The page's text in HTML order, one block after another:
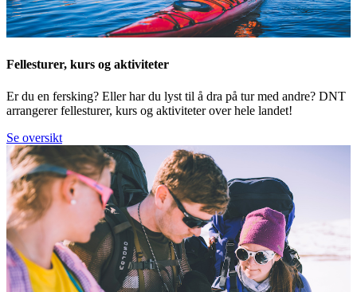
Fellesturer, kurs og aktiviteter
Er du en fersking? Eller har du lyst til å dra på tur med andre? DNT
arrangerer fellesturer, kurs og aktiviteter over hele landet!
Se oversikt